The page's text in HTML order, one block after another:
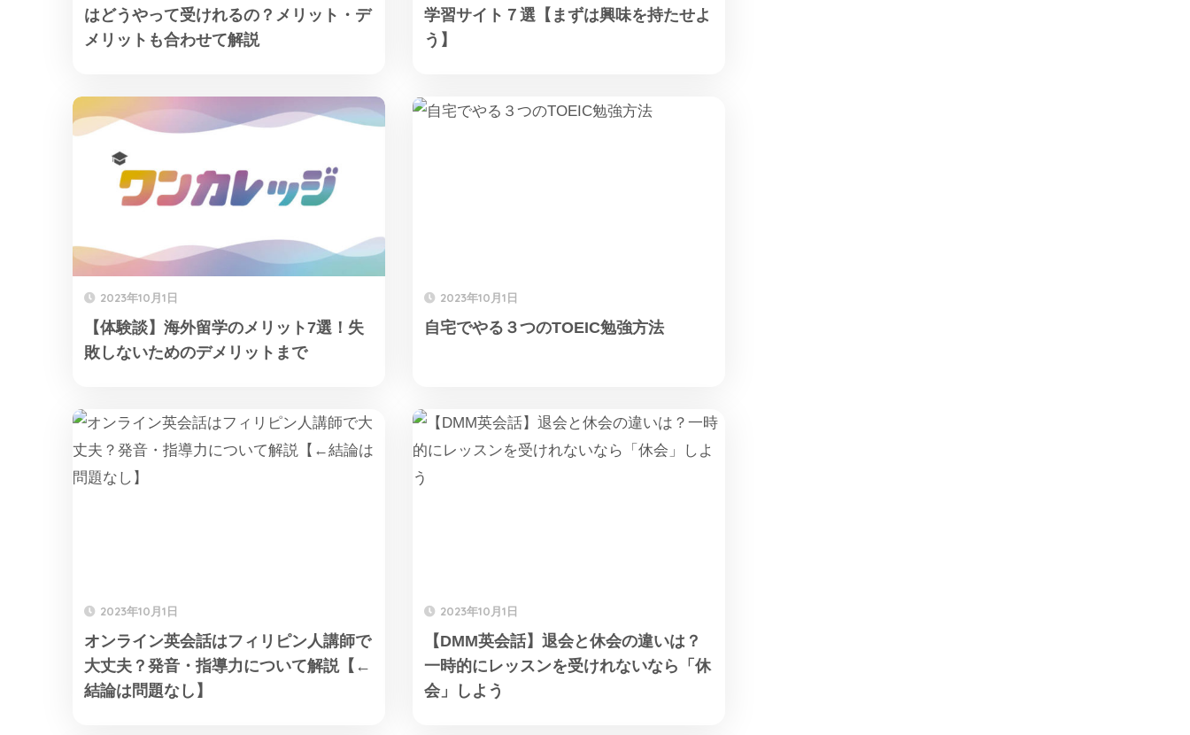
はどうやって受けれるの？メリット・デ
メリットも合わせて解説
学習サイト７選【まずは興味を持たせよ
う】
2023年10月1日
【体験談】海外留学のメリット7選！失
敗しないためのデメリットまで
2023年10月1日
自宅でやる３つのTOEIC勉強方法
2023年10月1日
オンライン英会話はフィリピン人講師で
大丈夫？発音・指導力について解説【←
結論は問題なし】
2023年10月1日
【DMM英会話】退会と休会の違いは？
一時的にレッスンを受けれないなら「休
会」しよう